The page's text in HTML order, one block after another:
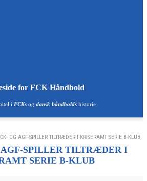
for FCK Håndbold
i FCKsog dansk håndboldshistorie
OG AGF-SPILLER TILTRÆDER I KRISERAMT SERIE B-KLUB
AGF-SPILLER TILTRÆDER I
SERIE B-KLUB